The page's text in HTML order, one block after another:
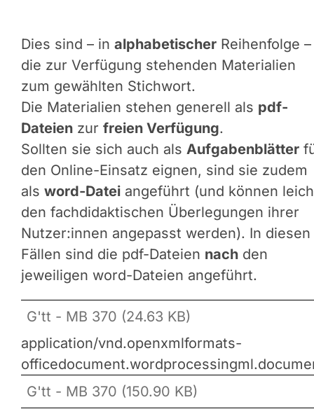
Dies sind – in alphabetischer Reihenfolge –
die zur Verfügung stehenden Materialien
zum gewählten Stichwort.
Die Materialien stehen generell als pdf-
Dateien zur freien Verfügung.
Sollten sie sich auch als Aufgabenblätter
den Online-Einsatz eignen, sind sie zudem
als word-Datei angeführt (und können
den fachdidaktischen Überlegungen ihrer
Nutzer:innen angepasst werden). In diesen
Fällen sind die pdf-Dateien nach den
jeweiligen word-Dateien angeführt.
G'tt - MB 370 (24.63 KB)
application/vnd.openxmlformats-
G'tt - MB 370 (150.90 KB)